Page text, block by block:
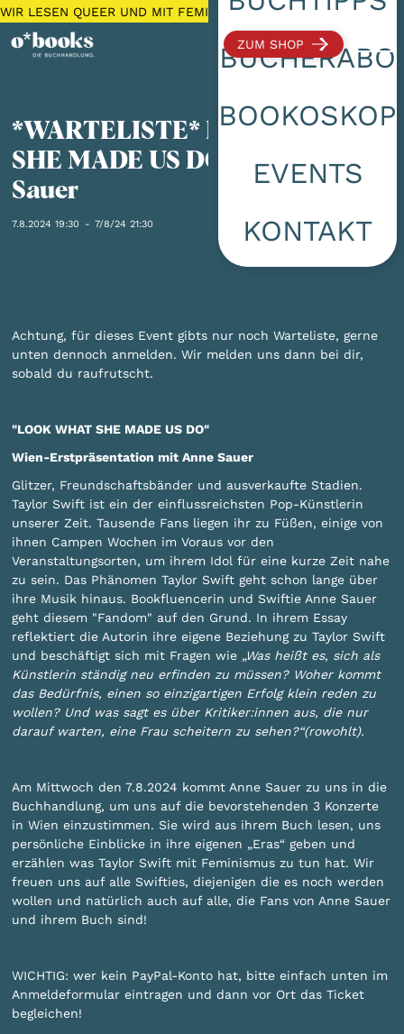
WIR LESEN QUEER UND MIT FEMINISTISCHEM FOKUS 🌈
ZUM SHOP
BÜCHERABO
BOOKOSKOP
EVENTS
KONTAKT
*WARTELISTE* LOOK WHAT
SHE MADE US DO mit Anne
Sauer
7.8.2024 19:30 - 7/8/24 21:30
Achtung, für dieses Event gibts nur noch Warteliste, gerne
unten dennoch anmelden. Wir melden uns dann bei dir,
sobald du raufrutscht.
"LOOK WHAT SHE MADE US DO"
Wien-Erstpräsentation mit Anne Sauer
Glitzer, Freundschaftsbänder und ausverkaufte Stadien.
Taylor Swift ist ein der einflussreichsten Pop-Künstlerin
unserer Zeit. Tausende Fans liegen ihr zu Füßen, einige von
ihnen Campen Wochen im Voraus vor den
Veranstaltungsorten, um ihrem Idol für eine kurze Zeit nahe
zu sein. Das Phänomen Taylor Swift geht schon lange über
ihre Musik hinaus. Bookfluencerin und Swiftie Anne Sauer
geht diesem "Fandom" auf den Grund. In ihrem Essay
reflektiert die Autorin ihre eigene Beziehung zu Taylor Swift
und beschäftigt sich mit Fragen wie „Was heißt es, sich als
Künstlerin ständig neu erfinden zu müssen? Woher kommt
das Bedürfnis, einen so einzigartigen Erfolg klein reden zu
wollen? Und was sagt es über Kritiker:innen aus, die nur
darauf warten, eine Frau scheitern zu sehen?“(rowohlt).
Am Mittwoch den 7.8.2024 kommt Anne Sauer zu uns in die
Buchhandlung, um uns auf die bevorstehenden 3 Konzerte
in Wien einzustimmen. Sie wird aus ihrem Buch lesen, uns
persönliche Einblicke in ihre eigenen „Eras“ geben und
erzählen was Taylor Swift mit Feminismus zu tun hat. Wir
freuen uns auf alle Swifties, diejenigen die es noch werden
wollen und natürlich auch auf alle, die Fans von Anne Sauer
und ihrem Buch sind!
WICHTIG: wer kein PayPal-Konto hat, bitte einfach unten im
Anmeldeformular eintragen und dann vor Ort das Ticket
begleichen!